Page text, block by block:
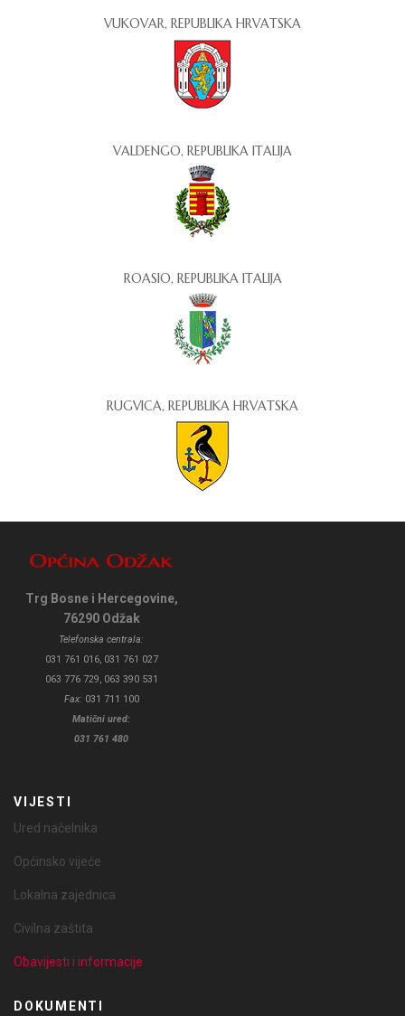
VUKOVAR, REPUBLIKA HRVATSKA
VALDENGO, REPUBLIKA ITALIJA
ROASIO, REPUBLIKA ITALIJA
RUGVICA, REPUBLIKA HRVATSKA
Trg Bosne i Hercegovine,
76290 Odžak
Telefonska centrala:
031 761 016, 031 761 027
063 776 729, 063 390 531
Fax: 031 711 100
Matični ured:
031 761 480
VIJESTI
Ured načelnika
Općinsko vijeće
Lokalna zajednica
Civilna zaštita
Obavijesti i informacije
DOKUMENTI